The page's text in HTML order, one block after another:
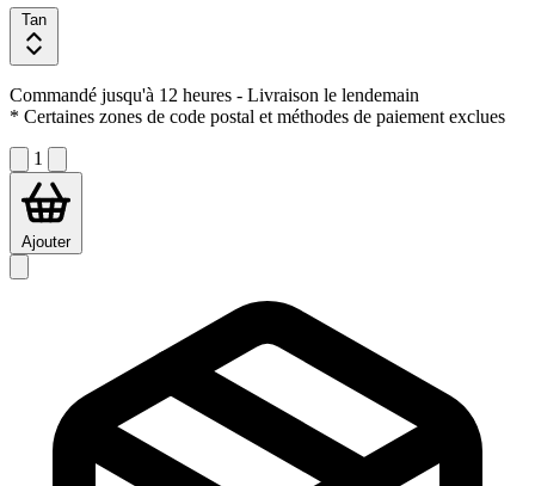
Tan
Commandé jusqu'à 12 heures - Livraison le lendemain
* Certaines zones de code postal et méthodes de paiement exclues
1
Ajouter